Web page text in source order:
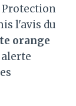
Protection
l'avis du
orange